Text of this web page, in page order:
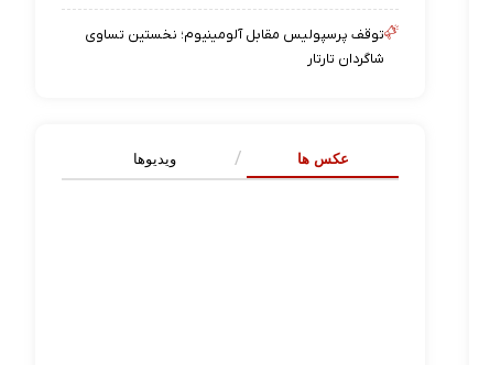
توقف پرسپولیس مقابل آلومینیوم؛ نخستین تساوی
شاگردان تارتار
عکس ها ویدیوها